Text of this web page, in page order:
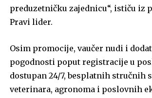
preduzetničku zajednicu“, ističu iz
Pravi lider.
Osim promocije, vaučer nudi i
pogodnosti poput registracije u
dostupan 24/7, besplatnih stručnih
veterinara, agronoma i poslovnih